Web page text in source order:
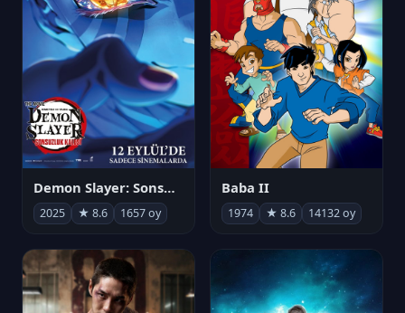
Demon Slayer: Sonsuzluk Kalesi
2025 ★ 8.6 1657 oy
Baba II
1974 ★ 8.6 14132 oy